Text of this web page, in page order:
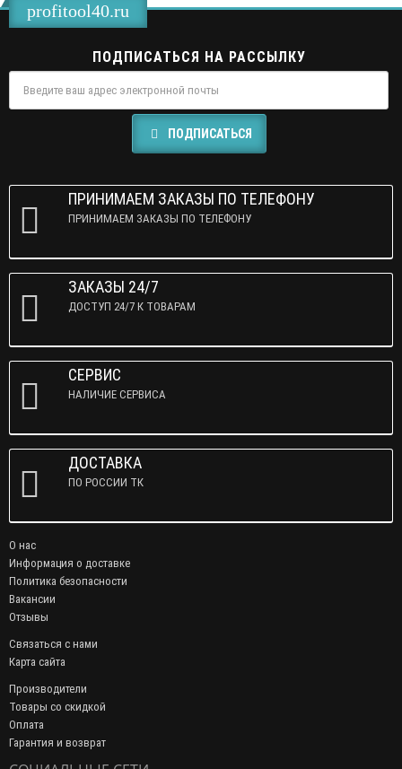
profitool40.ru
ПОДПИСАТЬСЯ НА РАССЫЛКУ
ПОДПИСАТЬСЯ
ПРИНИМАЕМ ЗАКАЗЫ ПО ТЕЛЕФОНУ
ПРИНИМАЕМ ЗАКАЗЫ ПО ТЕЛЕФОНУ
ЗАКАЗЫ 24/7
ДОСТУП 24/7 К ТОВАРАМ
СЕРВИС
НАЛИЧИЕ СЕРВИСА
ДОСТАВКА
ПО РОССИИ ТК
О нас
Информация о доставке
Политика безопасности
Вакансии
Отзывы
Связаться с нами
Карта сайта
Производители
Товары со скидкой
Оплата
Гарантия и возврат